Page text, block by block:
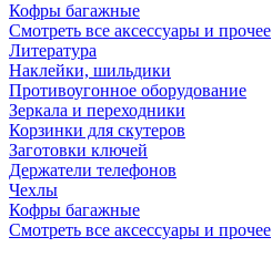
Кофры багажные
Смотреть все аксессуары и прочее
Литература
Наклейки, шильдики
Противоугонное оборудование
Зеркала и переходники
Корзинки для скутеров
Заготовки ключей
Держатели телефонов
Чехлы
Кофры багажные
Смотреть все аксессуары и прочее